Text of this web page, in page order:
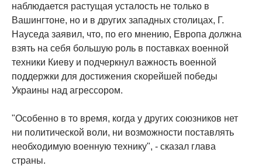
наблюдается растущая усталость не только в
Вашингтоне, но и в других западных столицах, Г.
Науседа заявил, что, по его мнению, Европа должна
взять на себя большую роль в поставках военной
техники Киеву и подчеркнул важность военной
поддержки для достижения скорейшей победы
Украины над агрессором.
"Особенно в то время, когда у других союзников нет
ни политической воли, ни возможности поставлять
необходимую военную технику", - сказал глава
страны.